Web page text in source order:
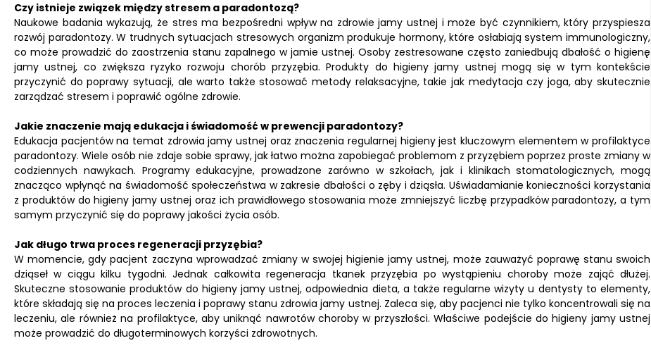
Czy istnieje związek między stresem a paradontozą?
Naukowe badania wykazują, że stres ma bezpośredni wpływ na zdrowie jamy ustnej i może być czynnikiem, który przyspiesza
rozwój paradontozy. W trudnych sytuacjach stresowych organizm produkuje hormony, które osłabiają system immunologiczny,
co może prowadzić do zaostrzenia stanu zapalnego w jamie ustnej. Osoby zestresowane często zaniedbują dbałość o higienę
jamy ustnej, co zwiększa ryzyko rozwoju chorób przyzębia. Produkty do higieny jamy ustnej mogą się w tym kontekście
przyczynić do poprawy sytuacji, ale warto także stosować metody relaksacyjne, takie jak medytacja czy joga, aby skutecznie
zarządzać stresem i poprawić ogólne zdrowie.
Jakie znaczenie mają edukacja i świadomość w prewencji paradontozy?
Edukacja pacjentów na temat zdrowia jamy ustnej oraz znaczenia regularnej higieny jest kluczowym elementem w profilaktyce
paradontozy. Wiele osób nie zdaje sobie sprawy, jak łatwo można zapobiegać problemom z przyzębiem poprzez proste zmiany w
codziennych nawykach. Programy edukacyjne, prowadzone zarówno w szkołach, jak i klinikach stomatologicznych, mogą
znacząco wpłynąć na świadomość społeczeństwa w zakresie dbałości o zęby i dziąsła. Uświadamianie konieczności korzystania
z produktów do higieny jamy ustnej oraz ich prawidłowego stosowania może zmniejszyć liczbę przypadków paradontozy, a tym
samym przyczynić się do poprawy jakości życia osób.
Jak długo trwa proces regeneracji przyzębia?
W momencie, gdy pacjent zaczyna wprowadzać zmiany w swojej higienie jamy ustnej, może zauważyć poprawę stanu swoich
dziąseł w ciągu kilku tygodni. Jednak całkowita regeneracja tkanek przyzębia po wystąpieniu choroby może zająć dłużej.
Skuteczne stosowanie produktów do higieny jamy ustnej, odpowiednia dieta, a także regularne wizyty u dentysty to elementy,
które składają się na proces leczenia i poprawy stanu zdrowia jamy ustnej. Zaleca się, aby pacjenci nie tylko koncentrowali się na
leczeniu, ale również na profilaktyce, aby uniknąć nawrotów choroby w przyszłości. Właściwe podejście do higieny jamy ustnej
może prowadzić do długoterminowych korzyści zdrowotnych.